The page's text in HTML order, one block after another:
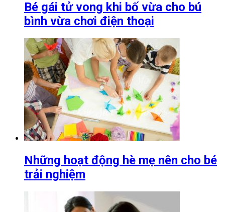
Bé gái tử vong khi bố vừa cho bú
bình vừa chơi điện thoại
Những hoạt động hè mẹ nên cho bé
trải nghiệm